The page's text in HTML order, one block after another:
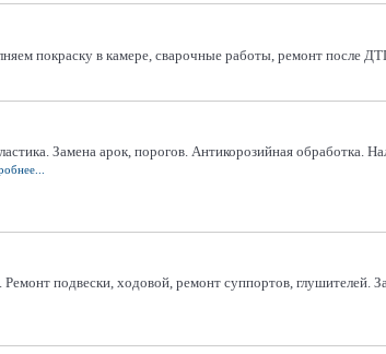
покраску в камере, сварочные работы, ремонт после
Замена арок, порогов. Антикорозийная обработка.
подвески, ходовой, ремонт суппортов, глушителей.